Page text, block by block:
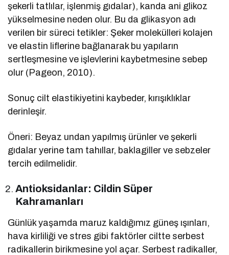
şekerli tatlılar, işlenmiş gıdalar), kanda ani glikoz
yükselmesine neden olur. Bu da glikasyon adı
verilen bir süreci tetikler: Şeker molekülleri kolajen
ve elastin liflerine bağlanarak bu yapıların
sertleşmesine ve işlevlerini kaybetmesine sebep
olur (Pageon, 2010).
Sonuç cilt elastikiyetini kaybeder, kırışıklıklar
derinleşir.
Öneri: Beyaz undan yapılmış ürünler ve şekerli
gıdalar yerine tam tahıllar, baklagiller ve sebzeler
tercih edilmelidir.
Antioksidanlar: Cildin Süper
Kahramanları
Günlük yaşamda maruz kaldığımız güneş ışınları,
hava kirliliği ve stres gibi faktörler ciltte serbest
radikallerin birikmesine yol açar. Serbest radikaller,